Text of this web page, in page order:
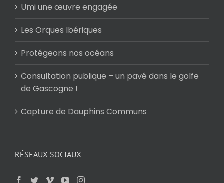
Umi une œuvre engagée
Les Orques Ibériques
Protégeons nos océans
Consultation publique – un pavé dans le golfe
de Gascogne !
Capture de Dauphins Communs
RÉSEAUX SOCIAUX